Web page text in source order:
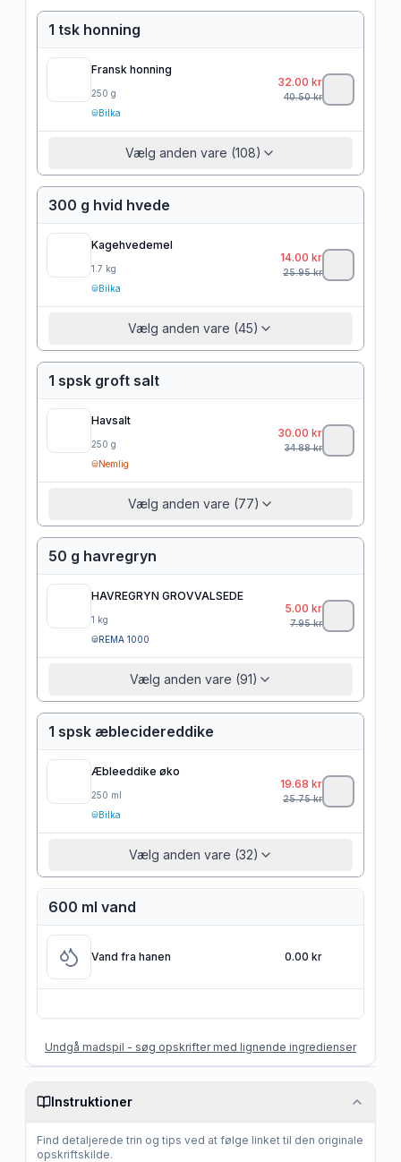
1 tsk honning
Fransk honning
250 g
Bilka
32.00 kr
40.50kr
Vælg anden vare (108)
300 g hvid hvede
Kagehvedemel
1.7 kg
Bilka
14.00 kr
25.95kr
Vælg anden vare (45)
1 spsk groft salt
Havsalt
250 g
Nemlig
30.00 kr
34.88kr
Vælg anden vare (77)
50 g havregryn
HAVREGRYN GROVVALSEDE
1 kg
REMA 1000
5.00 kr
7.95kr
Vælg anden vare (91)
1 spsk æblecidereddike
Æbleeddike øko
250 ml
Bilka
19.68 kr
25.75kr
Vælg anden vare (32)
600 ml vand
Vand fra hanen 0.00 kr
Undgå madspil - søg opskrifter med lignende ingredienser
Instruktioner
Find detaljerede trin og tips ved at følge linket til den originale
opskriftskilde.